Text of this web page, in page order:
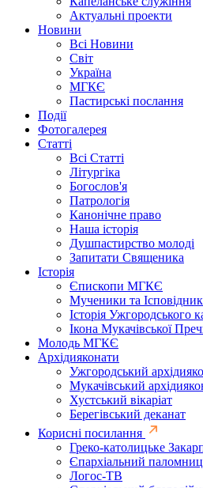
Актуальні проекти
Новини
Всі Новини
Світ
Україна
МГКЄ
Пастирські послання
Події
Фотогалерея
Статті
Всі Статті
Літургіка
Богослов'я
Патрологія
Канонічне право
Наша історія
Душпастирство молоді
Запитати Священика
Історія
Єпископи МГКЄ
Мученики та
Історія Ужгородського
Ікона Мукачівської
Молодь МГКЄ
Архідияконати
Ужгородський
Мукачівський
Хустський вікаріат
Берегівський деканат
Корисні посилання
Греко-католицьке
Єпархіальний
Логос-ТВ